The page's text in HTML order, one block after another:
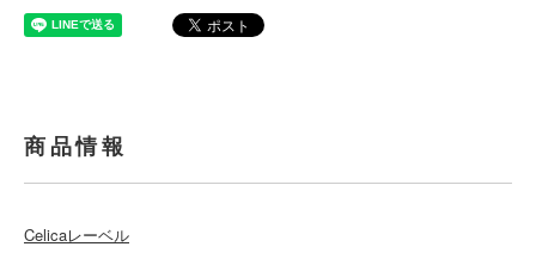
商品情報
Celicaレーベル